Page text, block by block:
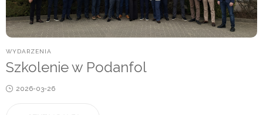
POSTED
WYDARZENIA
Szkolenie w Podanfol
Posted
2026-03-26